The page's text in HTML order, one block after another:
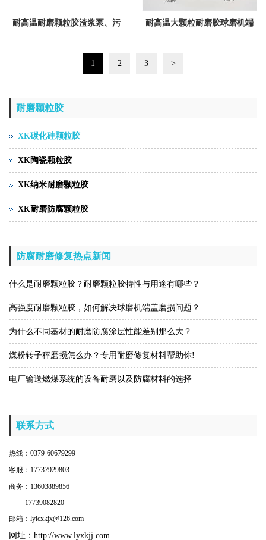
耐高温耐磨颗粒胶渣浆泵、污 耐高温大颗粒耐磨胶球磨机端
1 2 3 >
耐磨颗粒胶
XK碳化硅颗粒胶
XK陶瓷颗粒胶
XK纳米耐磨颗粒胶
XK耐磨防腐颗粒胶
防腐耐磨修复热点新闻
什么是耐磨颗粒胶？耐磨颗粒胶特性与用途有哪些？
高强度耐磨颗粒胶，如何解决球磨机端盖磨损问题？
为什么不同基材的耐磨防腐涂层性能差别那么大？
煤粉转子秤磨损怎么办？专用耐磨修复材料帮助你!
电厂输送燃煤系统的设备耐磨以及防腐材料的选择
联系方式
热线：0379-60679299
客服：17737929803
商务：13603889856
17739082820
邮箱：lylcxkjx@126.com
网址： http://www.lyxkjj.com